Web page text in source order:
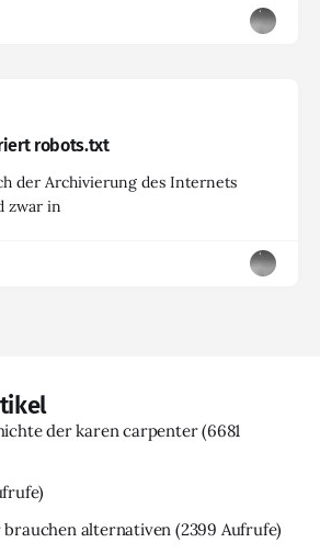
robots.txt
der Archivierung des Internets
zwar in
der karen carpenter(6681
alternativen (2399 Aufrufe)